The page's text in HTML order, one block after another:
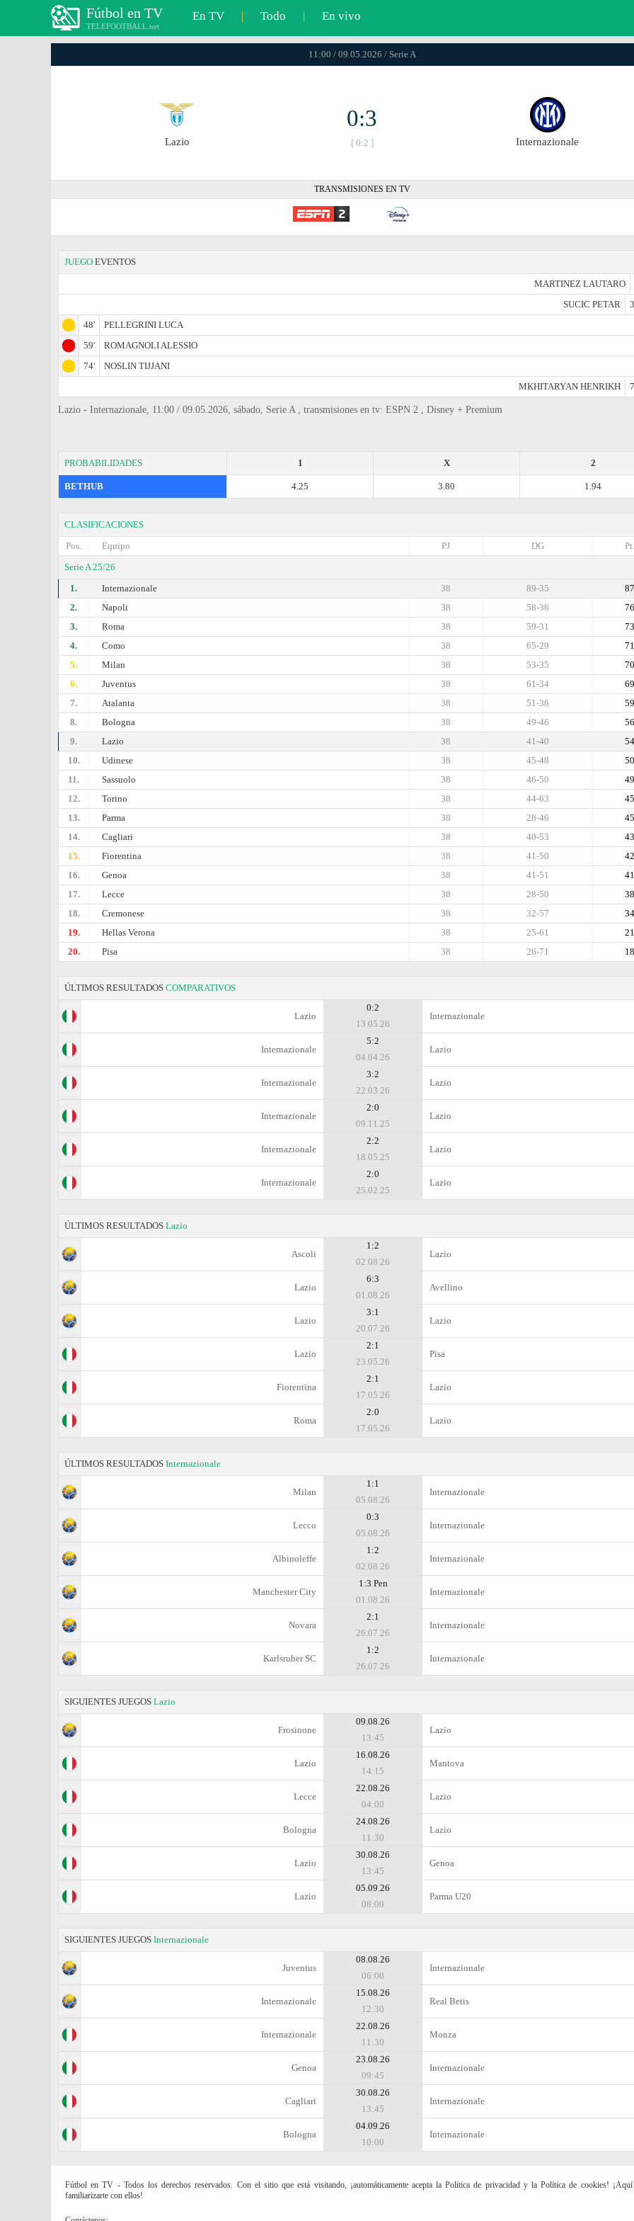
Fútbol en TV
TELEFOOTBALL.net
En TV | Todo | En vivo
11:00 / 09.05.2026 / Serie A
Lazio
0:3
[ 0:2 ] Internazionale
TRANSMISIONES EN TV
JUEGO EVENTOS
MARTINEZ LAUTARO
SUCIC PETAR
48'
PELLEGRINI LUCA
59'
ROMAGNOLI ALESSIO
74'
NOSLIN TIJJANI
MKHITARYAN HENRIKH
Lazio - Internazionale, 11:00 / 09.05.2026, sábado, Serie A , transmisiones en tv: ESPN 2 , Disney + Premium
PROBABILIDADES 2
X
1
BETHUB 1.94
3.80
4.25
CLASIFICACIONES
Pos.
Equipo Pt.
DG
PJ
Serie A 25/26
1.
Internazionale 87
89-35
38
2.
Napoli 76
58-36
38
3.
Roma 73
59-31
38
4.
Como 71
65-29
38
5.
Milan 70
53-35
38
6.
Juventus 69
61-34
38
7.
Atalanta 59
51-36
38
8.
Bologna 56
49-46
38
9.
Lazio 54
41-40
38
10.
Udinese 50
45-48
38
11.
Sassuolo 49
46-50
38
12.
Torino 45
44-63
38
13.
Parma 45
28-46
38
14.
Cagliari 43
40-53
38
15.
Fiorentina 42
41-50
38
16.
Genoa 41
41-51
38
17.
Lecce 38
28-50
38
18.
Cremonese 34
32-57
38
19.
Hellas Verona 21
25-61
38
20.
Pisa 18
26-71
38
ÚLTIMOS RESULTADOS COMPARATIVOS
Lazio
0:2
13.05.26
Internazionale
Internazionale
5:2
04.04.26
Lazio
Internazionale
3:2
22.03.26
Lazio
Internazionale
2:0
09.11.25
Lazio
Internazionale
2:2
18.05.25
Lazio
Internazionale
2:0
25.02.25
Lazio
ÚLTIMOS RESULTADOS Lazio
Ascoli
1:2
02.08.26
Lazio
Lazio
6:3
01.08.26
Avellino
Lazio
3:1
20.07.26
Lazio
Lazio
2:1
23.05.26
Pisa
Fiorentina
2:1
17.05.26
Lazio
Roma
2:0
17.05.26
Lazio
ÚLTIMOS RESULTADOS Internazionale
Milan
1:1
05.08.26
Internazionale
Lecco
0:3
05.08.26
Internazionale
Albinoleffe
1:2
02.08.26
Internazionale
Manchester City
1:3 Pen
01.08.26
Internazionale
Novara
2:1
26.07.26
Internazionale
Karlsruher SC
1:2
26.07.26
Internazionale
SIGUIENTES JUEGOS Lazio
Frosinone
09.08.26
13:45
Lazio
Lazio
16.08.26
14:15
Mantova
Lecce
22.08.26
04:00
Lazio
Bologna
24.08.26
11:30
Lazio
Lazio
30.08.26
13:45
Genoa
Lazio
05.09.26
08:00
Parma U20
SIGUIENTES JUEGOS Internazionale
Juventus
08.08.26
06:00
Internazionale
Internazionale
15.08.26
12:30
Real Betis
Internazionale
22.08.26
11:30
Monza
Genoa
23.08.26
09:45
Internazionale
Cagliari
30.08.26
13:45
Internazionale
Bologna
04.09.26
10:00
Internazionale
Fútbol en TV - Todos los derechos reservados. Con el sitio que está visitando, ¡automáticamente acepta la Política de privacidad y la Política de cookies! ¡Aquí
familiarizarte con ellos!